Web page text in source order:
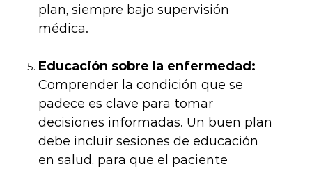
plan, siempre bajo supervisión
médica.
Educación sobre la enfermedad:
Comprender la condición que se
padece es clave para tomar
decisiones informadas. Un buen plan
debe incluir sesiones de educación
en salud, para que el paciente